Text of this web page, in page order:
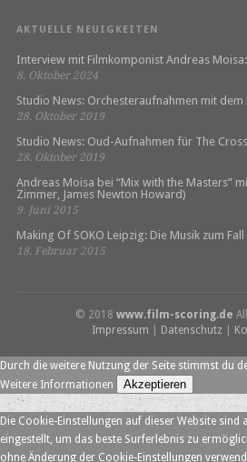
AKTUELLE NEUIGKEITEN
Interview mit Filmkomponist Andreas
8. Oktober 2024
Studio News: Orchesteraufnahmen mit
28. Oktober 2019
Studio News: Oud-Aufnahmen für The
28. Oktober 2019
Andreas Moisa bei “Mix with the Masters”
Zimmer, James Newton Howard)
9. Juni 2015
Making Of SOKO Leipzig: Die Musik zum Fall
18. Februar 2015
© 2018 www.film-scoring.de
Impressum
Datenschutz
Durch die weitere Nutzung der Seite stimmst du
Weitere Informationen
Akzeptieren
Die Cookie-Einstellungen auf dieser Website sind
eingestellt, um das beste Surferlebnis zu
ohne Änderung der Cookie-Einstellungen